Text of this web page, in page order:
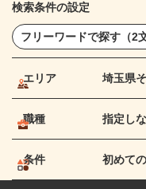
検索条件の設定
エリア 埼玉県
職種 指定し
条件 初めて